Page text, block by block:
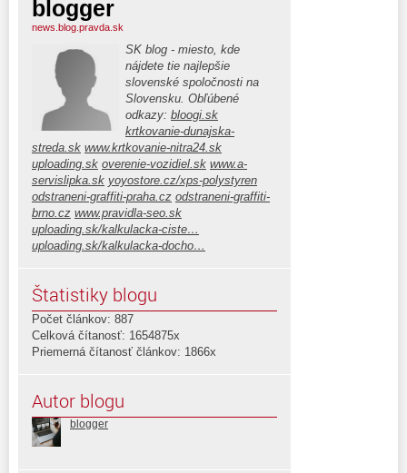
blogger
news.blog.pravda.sk
SK blog - miesto, kde
nájdete tie najlepšie
slovenské spoločnosti na
Slovensku. Obľúbené
odkazy: bloogi.sk
krtkovanie-dunajska-
streda.sk www.krtkovanie-nitra24.sk
uploading.sk overenie-vozidiel.sk www.a-
servislipka.sk yoyostore.cz/xps-polystyren
odstraneni-graffiti-praha.cz odstraneni-graffiti-
brno.cz www.pravidla-seo.sk
uploading.sk/kalkulacka-ciste…
uploading.sk/kalkulacka-docho…
Štatistiky blogu
Počet článkov: 887
Celková čítanosť: 1654875x
Priemerná čítanosť článkov: 1866x
Autor blogu
blogger